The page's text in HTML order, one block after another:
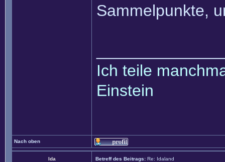
Sammelpunkte,
Ich teile
Einstein
Nach oben
Ida Betreff des Beitrags: Re: Idaland